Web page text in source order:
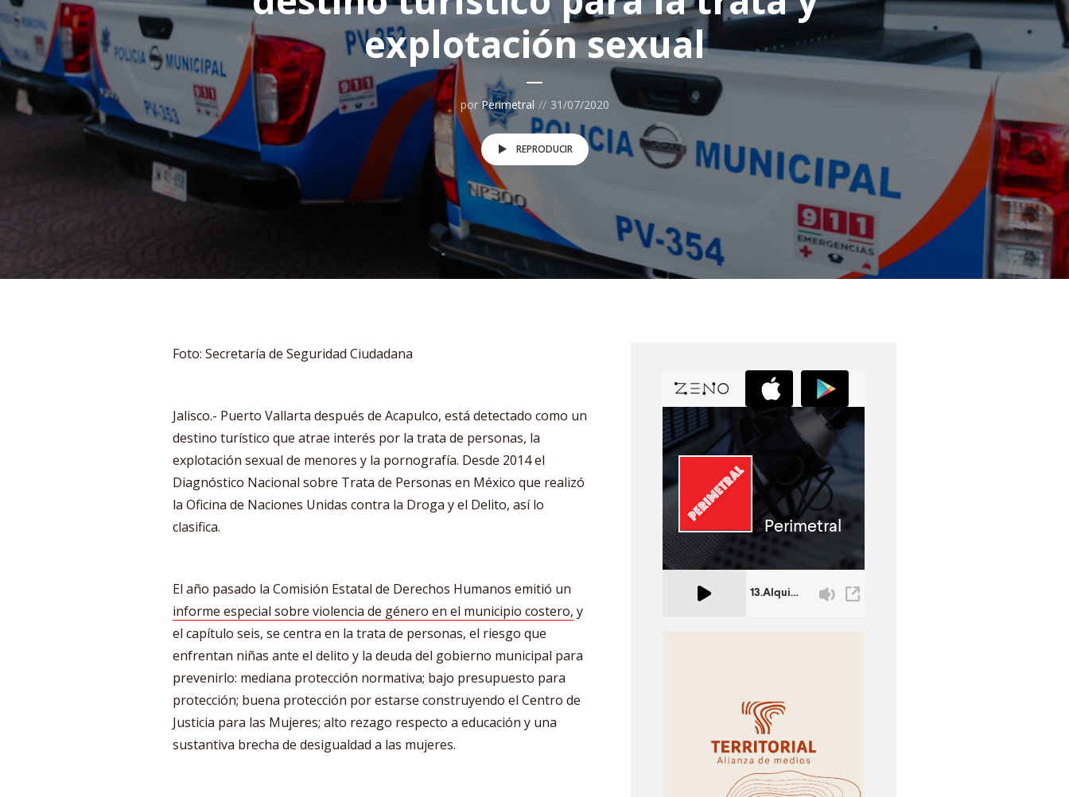
explotación sexual
porPerimetral 31/07/2020
REPRODUCIR
Foto: Secretaría de Seguridad Ciudadana
Jalisco.- Puerto Vallarta después de Acapulco, está detectado como un
destino turístico que atrae interés por la trata de personas, la
explotación sexual de menores y la pornografía. Desde 2014 el
Diagnóstico Nacional sobre Trata de Personas en México que realizó
la Oficina de Naciones Unidas contra la Droga y el Delito, así lo
clasifica.
El año pasado la Comisión Estatal de Derechos Humanos emitió un
informe especial sobre violencia de género en el municipio costero, y
el capítulo seis, se centra en la trata de personas, el riesgo que
enfrentan niñas ante el delito y la deuda del gobierno municipal para
prevenirlo: mediana protección normativa; bajo presupuesto para
protección; buena protección por estarse construyendo el Centro de
Justicia para las Mujeres; alto rezago respecto a educación y una
sustantiva brecha de desigualdad a las mujeres.